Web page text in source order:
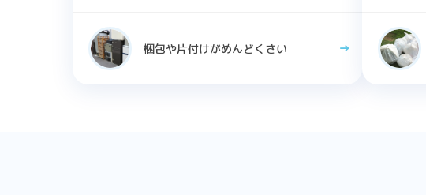
梱包や片付けがめんどくさい